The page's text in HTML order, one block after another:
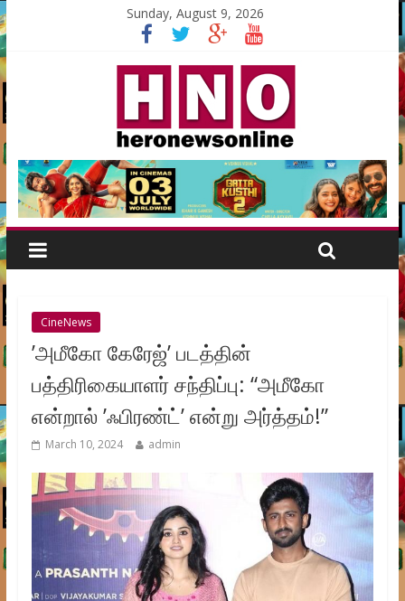
Sunday, August 9, 2026
CineNews
’அமீகோ கேரேஜ்’ படத்தின்
பத்திரிகையாளர் சந்திப்பு: “அமீகோ
என்றால் ’ஃபிரண்ட்’ என்று அர்த்தம்!”
March 10, 2024 admin